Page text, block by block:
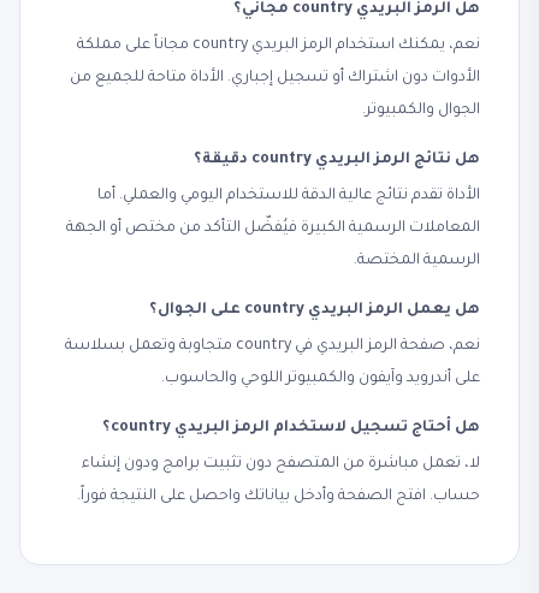
هل الرمز البريدي country مجاني؟
نعم، يمكنك استخدام الرمز البريدي country مجاناً على مملكة
الأدوات دون اشتراك أو تسجيل إجباري. الأداة متاحة للجميع من
الجوال والكمبيوتر.
هل نتائج الرمز البريدي country دقيقة؟
الأداة تقدم نتائج عالية الدقة للاستخدام اليومي والعملي. أما
المعاملات الرسمية الكبيرة فيُفضّل التأكد من مختص أو الجهة
الرسمية المختصة.
هل يعمل الرمز البريدي country على الجوال؟
نعم، صفحة الرمز البريدي في country متجاوبة وتعمل بسلاسة
على أندرويد وآيفون والكمبيوتر اللوحي والحاسوب.
هل أحتاج تسجيل لاستخدام الرمز البريدي country؟
لا، تعمل مباشرة من المتصفح دون تثبيت برامج ودون إنشاء
حساب. افتح الصفحة وأدخل بياناتك واحصل على النتيجة فوراً.